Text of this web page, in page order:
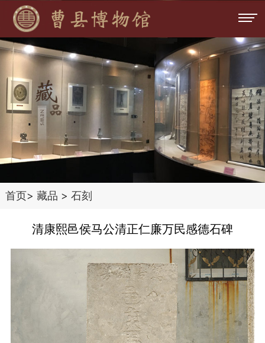
首页> 藏品 > 石刻
清康熙邑侯马公清正仁廉万民感德石碑